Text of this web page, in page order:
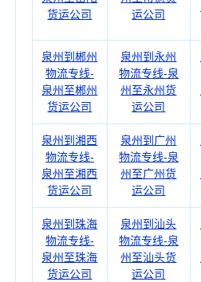
货运公司
运公司
泉州到郴州
物流专线-
泉州至郴州
货运公司
泉州到永州
物流专线-泉
州至永州货
运公司
泉州到湘西
物流专线-
泉州至湘西
货运公司
泉州到广州
物流专线-泉
州至广州货
运公司
泉州到珠海
物流专线-
泉州至珠海
货运公司
泉州到汕头
物流专线-泉
州至汕头货
运公司